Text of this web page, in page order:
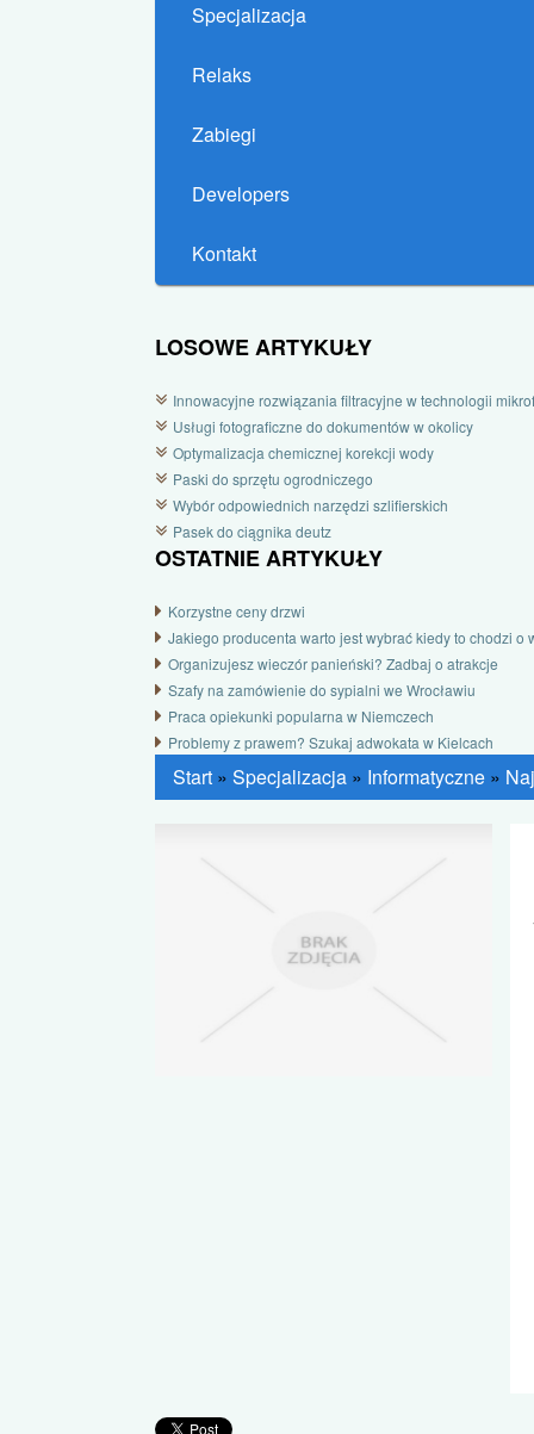
Specjalizacja
Relaks
Zabiegi
Developers
Kontakt
LOSOWE ARTYKUŁY
Innowacyjne rozwiązania filtracyjne w technologii
Usługi fotograficzne do dokumentów w okolicy
Optymalizacja chemicznej korekcji wody
Paski do sprzętu ogrodniczego
Wybór odpowiednich narzędzi szlifierskich
Pasek do ciągnika deutz
OSTATNIE ARTYKUŁY
Korzystne ceny drzwi
Jakiego producenta warto jest wybrać kiedy to chodzi o
Organizujesz wieczór panieński? Zadbaj o atrakcje
Szafy na zamówienie do sypialni we Wrocławiu
Praca opiekunki popularna w Niemczech
Problemy z prawem? Szukaj adwokata w Kielcach
Start » Specjalizacja » Informatyczne »